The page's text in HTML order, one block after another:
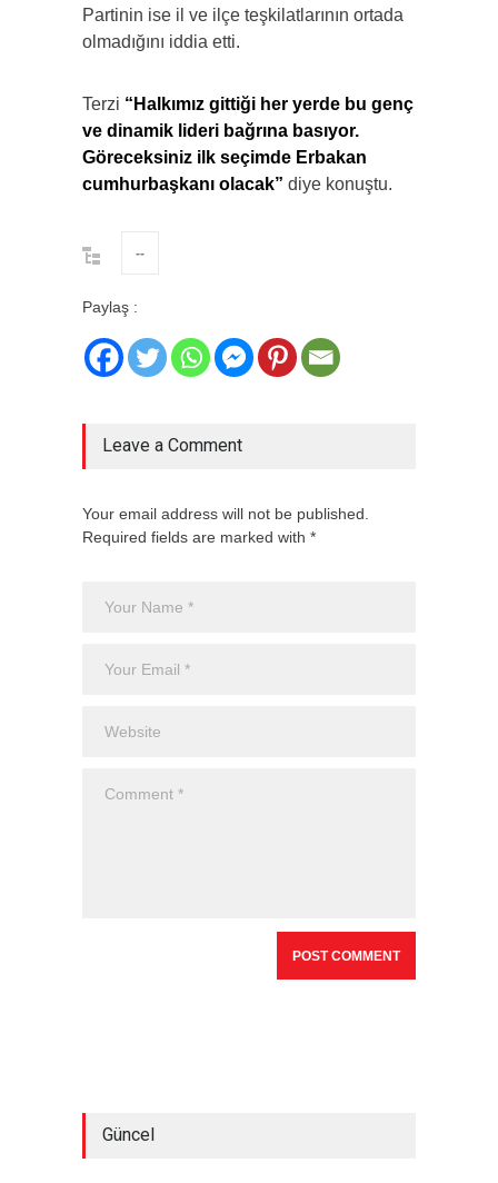
Partinin ise il ve ilçe teşkilatlarının ortada
olmadığını iddia etti.
Terzi “Halkımız gittiği her yerde bu genç
ve dinamik lideri bağrına basıyor.
Göreceksiniz ilk seçimde Erbakan
cumhurbaşkanı olacak” diye konuştu.
--
Paylaş :
Leave a Comment
Your email address will not be published.
Required fields are marked with *
Güncel